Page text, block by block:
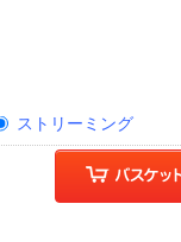
ストリーミング